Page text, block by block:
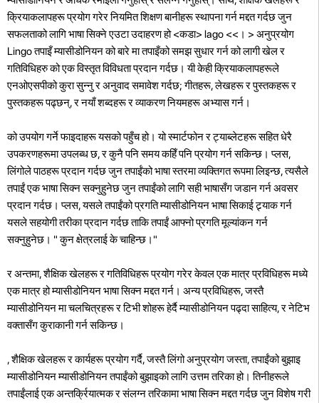
क्रियाकलापहरू प्रयोग गरेर नियमित शिक्षण बानीहरू स्थापना गर्न मद्दत गर्दछ जुन
सफलताको लागि भाषा सिक्ने एउटा उदाहरण हो <कडा> lago <<। > अनुप्रयोग
Lingoतपाइँ म्यासीडोनियन को बारे मा तपाइँको समझ सुधार गर्न को लागी खेल र
गतिविधिहरु को एक विस्तृत विविधता प्रदान गर्दछ। यी केही क्रियाकलापहरूले
एनओएसपीको कुरा सुन्नु र अनुवाद समावेश गर्दछ; गीतहरू, लेखहरू र पुस्तकहरू र
पुस्तकहरू पढ्छन्, र नयाँ शब्दहरू र व्याकरण नियमहरू अभ्यास गर्न।
को उपयोग गर्ने फाइदाहरू यसको पहुँच हो। यो स्मार्टफोन र ट्याब्लेटहरू सहित धेरै
उपकरणहरूमा उपलब्ध छ, र कुनै पनि समय कहिँ पनि प्रयोग गर्न सकिन्छ। प्लस,
लिंगोले पाठहरू प्रदान गर्दछ जुन तपाईंको भाषा स्तरमा व्यक्तिगत रूपमा लिइन्छ, त्यसैले
तपाईं एक भाषा सिक्न सक्नुहुनेछ जुन तपाईंको लागि सही भाषासँग जडान गर्न अवसर
प्रदान गर्दछ। प्लस, यसले तपाईंको प्रगति म्यासीडोनियन भाषा सिकाई ट्र्याक गर्न
यसले सहयोगी तरीका प्रदान गर्दछ ताकि तपाईं आफ्नो प्रगति मूल्यांकन गर्न
सक्नुहुनेछ। "कुन क्षेत्रलाई के चाहिन्छ।"
र अन्तमा, शैक्षिक खेलहरू र गतिविधिहरू प्रयोग गरेर केवल एक मात्र प्रविधिहरू मध्ये
एक मात्र हो म्यासीडोनियन भाषा सिक्न मद्दत गर्न। अन्य प्रविधिहरू, जस्तै
म्यासीडोनियन मा चलचित्रहरू र टिभी शोहरू हेर्दै म्यासीडोनियन पढ्दा साहित्य, र नेटिभ
वक्तासँग कुराकानी गर्न सकिन्छ।
, शैक्षिक खेलहरू र कार्यहरू प्रयोग गर्दै, जस्तै लिंगो अनुप्रयोग जस्ता, तपाईंको बुझाइ
म्यासीडोनियन म्यासीडोनियन तपाईंको बुझाइको लागि उत्तम तरिका हो। तिनीहरूले
तपाईंलाई एक अन्तर्क्रियात्मक र संलग्न तरिकामा भाषा सिक्न मद्दत गर्दछ जुन विशेष गरी